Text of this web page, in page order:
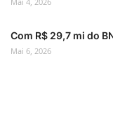
Com R$ 29,7 mi do
Mai 6, 2026